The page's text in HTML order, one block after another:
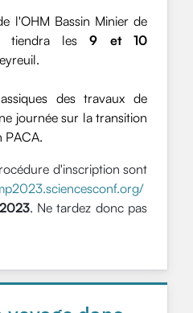
l'OHM Bassin Minier de
tiendra les 9 et 10
des travaux de
journée sur la transition
PACA.
d'inscription sont
. Ne tardez donc pas